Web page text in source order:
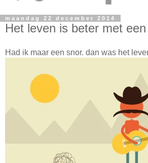
maandag 22 december 2014
Het leven is beter met
Had ik maar een snor. dan was het